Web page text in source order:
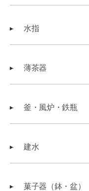
水指
薄茶器
釜・風炉・鉄瓶
建水
菓子器（鉢・盆）